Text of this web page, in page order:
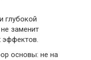
глубокой
заменит
основы: не на